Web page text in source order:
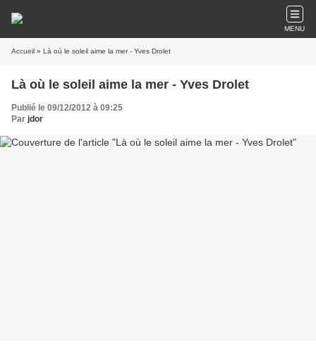
MENU
Accueil » Là où le soleil aime la mer - Yves Drolet
Là où le soleil aime la mer - Yves Drolet
Publié le 09/12/2012 à 09:25
Par jdor